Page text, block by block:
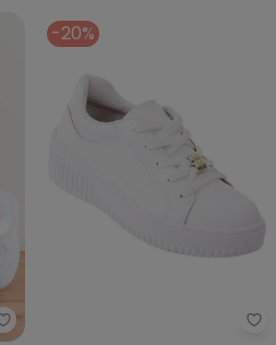
Perfecta - Tênis Casual
-20%